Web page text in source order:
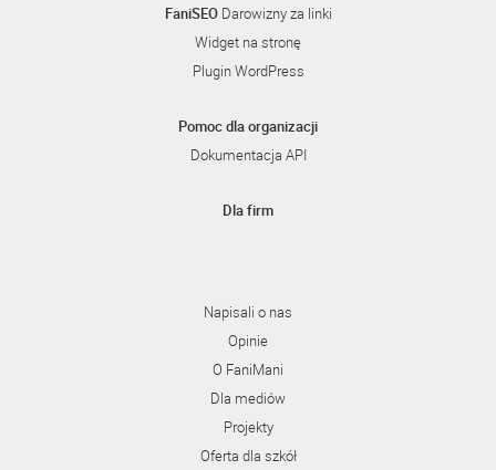
FaniSEODarowizny za linki
Widget na stronę
Plugin WordPress
Pomoc dla organizacji
Dokumentacja API
Dla firm
Napisali o nas
Opinie
O FaniMani
Dla mediów
Projekty
Oferta dla szkół